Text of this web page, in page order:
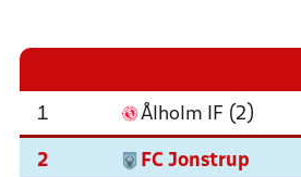
1 Ålholm IF (2)
2 FC Jonstrup